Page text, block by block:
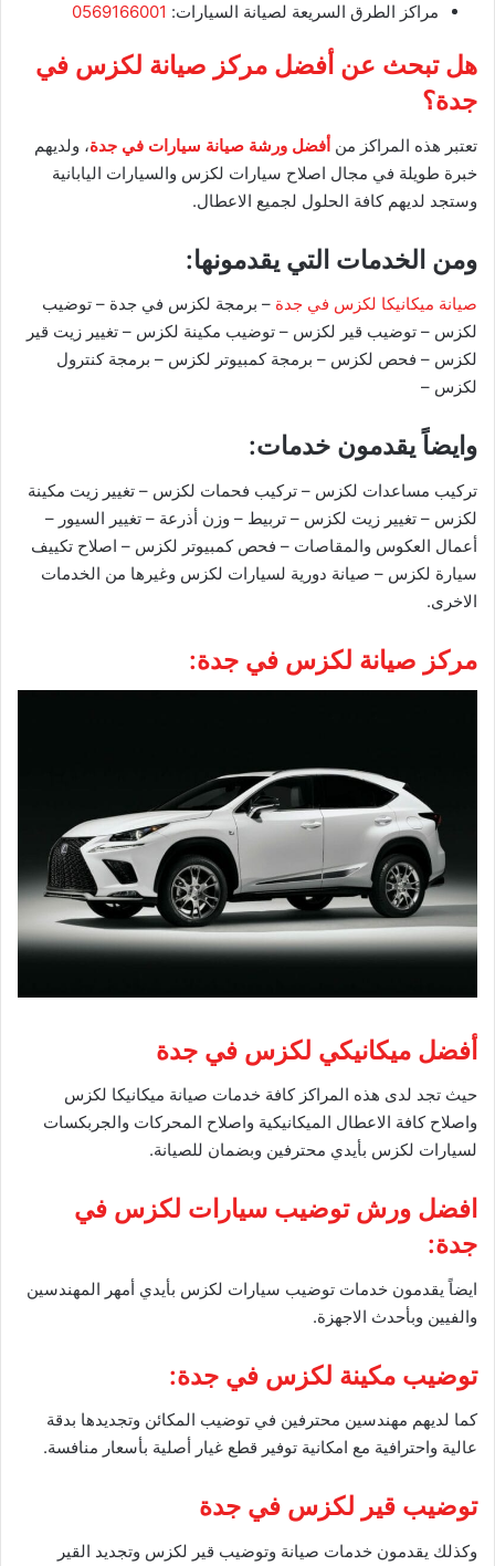
مراكز الطرق السريعة لصيانة السيارات: 0569166001
هل تبحث عن أفضل مركز صيانة لكزس في
جدة؟
تعتبر هذه المراكز من أفضل ورشة صيانة سيارات في جدة، ولديهم
خبرة طويلة في مجال اصلاح سيارات لكزس والسيارات اليابانية
وستجد لديهم كافة الحلول لجميع الاعطال.
ومن الخدمات التي يقدمونها:
صيانة ميكانيكا لكزس في جدة – برمجة لكزس في جدة – توضيب
لكزس – توضيب قير لكزس – توضيب مكينة لكزس – تغيير زيت قير
لكزس – فحص لكزس – برمجة كمبيوتر لكزس – برمجة كنترول
لكزس –
وايضاً يقدمون خدمات:
تركيب مساعدات لكزس – تركيب فحمات لكزس – تغيير زيت مكينة
لكزس – تغيير زيت لكزس – تربيط – وزن أذرعة – تغيير السيور –
أعمال العكوس والمقاصات – فحص كمبيوتر لكزس – اصلاح تكييف
سيارة لكزس – صيانة دورية لسيارات لكزس وغيرها من الخدمات
الاخرى.
مركز صيانة لكزس في جدة:
أفضل ميكانيكي لكزس في جدة
حيث تجد لدى هذه المراكز كافة خدمات صيانة ميكانيكا لكزس
واصلاح كافة الاعطال الميكانيكية واصلاح المحركات والجربكسات
لسيارات لكزس بأيدي محترفين وبضمان للصيانة.
افضل ورش توضيب سيارات لكزس في
جدة:
ايضاً يقدمون خدمات توضيب سيارات لكزس بأيدي أمهر المهندسين
والفيين وبأحدث الاجهزة.
توضيب مكينة لكزس في جدة:
كما لديهم مهندسين محترفين في توضيب المكائن وتجديدها بدقة
عالية واحترافية مع امكانية توفير قطع غيار أصلية بأسعار منافسة.
توضيب قير لكزس في جدة
وكذلك يقدمون خدمات صيانة وتوضيب قير لكزس وتجديد القير